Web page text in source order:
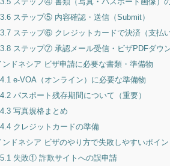
3.6ステップ⑤ 内容確認・送信（Submit）
3.7ステップ⑥ クレジットカードで決済（支払い
3.8ステップ⑦ 承認メール受信・ビザPDFダウ
ンドネシア ビザ申請に必要な書類・準備物
4.1 e-VOA（オンライン）に必要な準備物
4.2パスポート残存期間について（重要）
4.3写真規格まとめ
4.4クレジットカードの準備
ンドネシア ビザのやり方で失敗しやすいポイン
5.1 失敗① 詐欺サイトへの誤申請